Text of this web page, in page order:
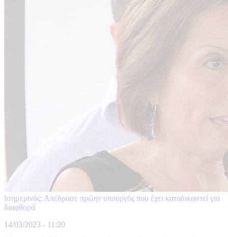
Ισημερινός: Απέδρασε πρώην υπουργός που έχει καταδικαστεί για
διαφθορά
14/03/2023 - 11:20